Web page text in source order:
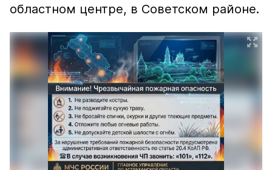
областном центре, в Советском районе.